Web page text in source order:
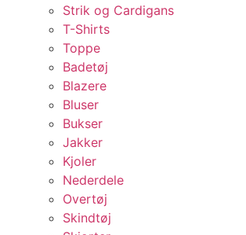
Strik og Cardigans
T-Shirts
Toppe
Badetøj
Blazere
Bluser
Bukser
Jakker
Kjoler
Nederdele
Overtøj
Skindtøj